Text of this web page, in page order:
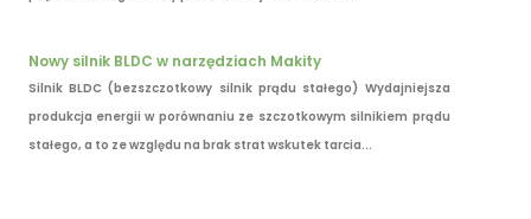
Nowy silnik BLDC w narzędziach Makity
Silnik BLDC (bezszczotkowy silnik prądu stałego) Wydajniejsza
produkcja energii w porównaniu ze szczotkowym silnikiem prądu
stałego, a to ze względu na brak strat wskutek tarcia...